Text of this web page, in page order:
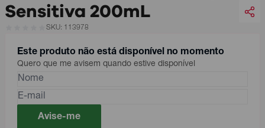
Sensitiva 200mL
SKU: 113978
Este produto não está disponível no momento
Quero que me avisem quando estive disponível
Avise-me